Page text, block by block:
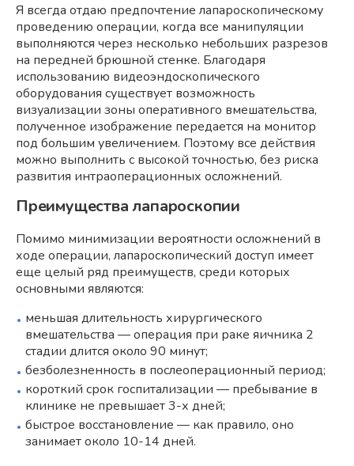
Я всегда отдаю предпочтение лапароскопическому
проведению операции, когда все манипуляции
выполняются через несколько небольших разрезов
на передней брюшной стенке. Благодаря
использованию видеоэндоскопического
оборудования существует возможность
визуализации зоны оперативного вмешательства,
полученное изображение передается на монитор
под большим увеличением. Поэтому все действия
можно выполнить с высокой точностью, без риска
развития интраоперационных осложнений.
Преимущества лапароскопии
Помимо минимизации вероятности осложнений в
ходе операции, лапароскопический доступ имеет
еще целый ряд преимуществ, среди которых
основными являются:
меньшая длительность хирургического
вмешательства — операция при раке яичника 2
стадии длится около 90 минут;
безболезненность в послеоперационный период;
короткий срок госпитализации — пребывание в
клинике не превышает 3-х дней;
быстрое восстановление — как правило, оно
занимает около 10-14 дней.